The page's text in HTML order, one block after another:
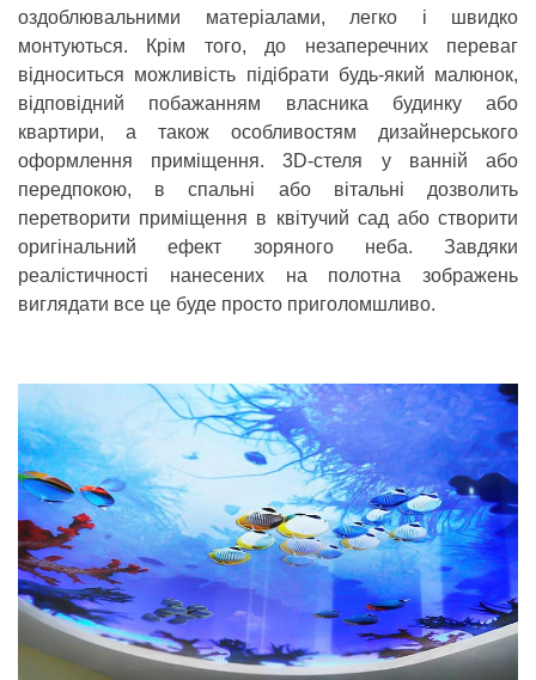
оздоблювальними матеріалами, легко і швидко
монтуються. Крім того, до незаперечних переваг
відноситься можливість підібрати будь-який малюнок,
відповідний побажанням власника будинку або
квартири, а також особливостям дизайнерського
оформлення приміщення. 3D-стеля у ванній або
передпокою, в спальні або вітальні дозволить
перетворити приміщення в квітучий сад або створити
оригінальний ефект зоряного неба. Завдяки
реалістичності нанесених на полотна зображень
виглядати все це буде просто приголомшливо.